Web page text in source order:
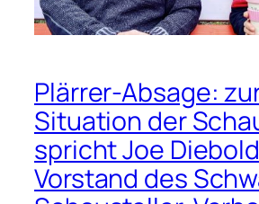
Plärrer-Absage:
Situation der
spricht Joe
Vorstand des